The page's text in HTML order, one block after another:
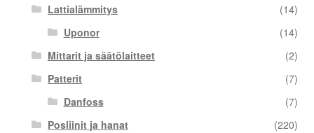
Lattialämmitys
(14)
Uponor
(14)
Mittarit ja säätölaitteet
(2)
Patterit
(7)
Danfoss
(7)
Posliinit ja hanat
(220)